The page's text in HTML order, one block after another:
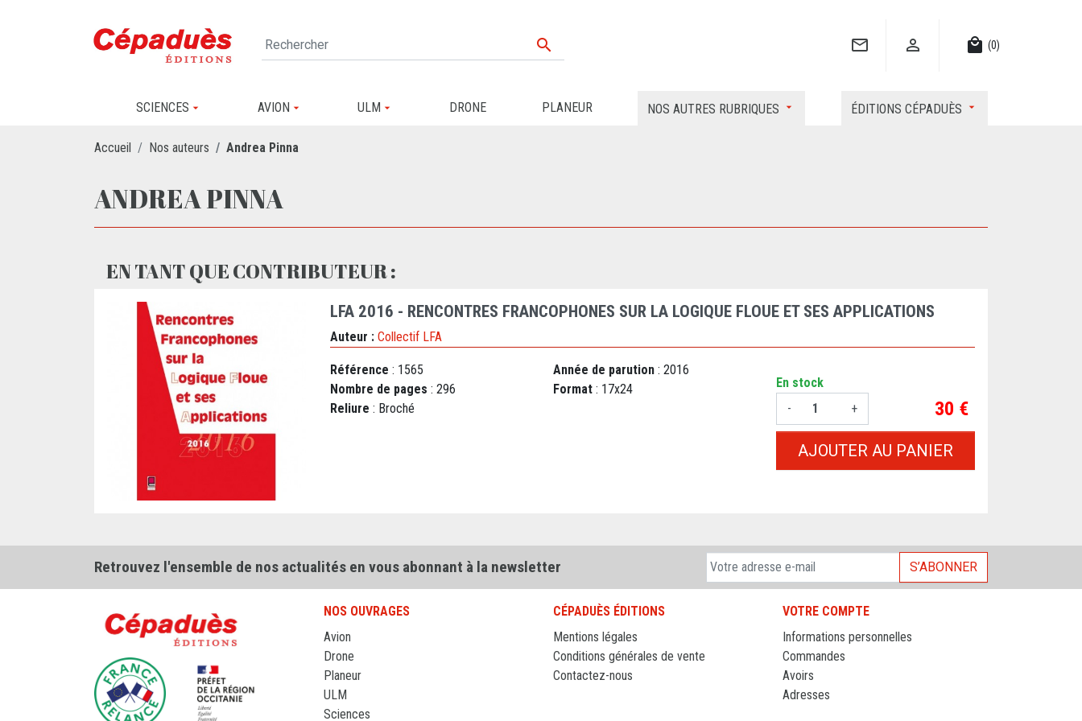
   local_mall (0)
SCIENCES AVION ULM DRONE PLANEUR NOS AUTRES RUBRIQUES ÉDITIONS CÉPADUÈS
Accueil Nos auteurs Andrea Pinna
ANDREA PINNA
EN TANT QUE CONTRIBUTEUR :
LFA 2016 - RENCONTRES FRANCOPHONES SUR LA LOGIQUE FLOUE ET SES APPLICATIONS
Auteur : Collectif LFA
Référence : 1565 Année de parution : 2016
Nombre de pages : 296 Format : 17x24
Reliure : Broché
En stock
-
+ Prix
30 €
AJOUTER AU PANIER
Retrouvez l'ensemble de nos actualités en vous abonnant à la newsletter S’ABONNER
NOS OUVRAGES
Avion
Drone
Planeur
ULM
Sciences
CÉPADUÈS ÉDITIONS
Mentions légales
Conditions générales de vente
Contactez-nous
VOTRE COMPTE
Informations personnelles
Commandes
Avoirs
Adresses